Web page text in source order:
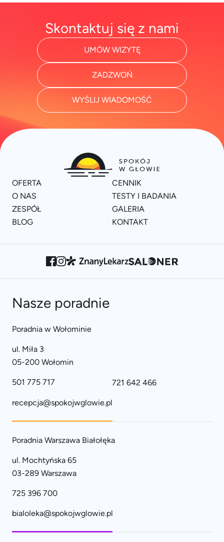
Skontaktuj się z nami
UMÓW WIZYTĘ
ZADZWOŃ
WYŚLIJ WIADOMOŚĆ
OFERTA
CENNIK
O NAS
TESTY I BADANIA
ZESPÓŁ
GALERIA
BLOG
KONTAKT
Nasze poradnie
Poradnia w Wołominie
ul. Miła 3
05-200 Wołomin
501 775 717 721 642 466
recepcja@spokojwglowie.pl
Poradnia Warszawa Białołęka
ul. Mochtyńska 65
03-289 Warszawa
725 396 700
bialoleka@spokojwglowie.pl